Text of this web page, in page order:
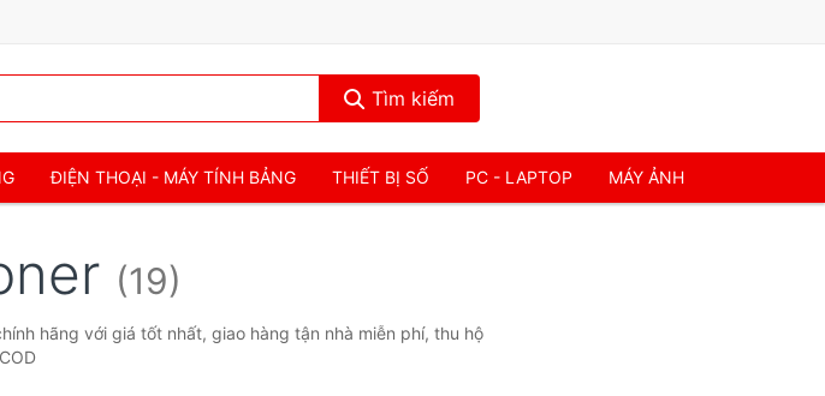
Tìm kiếm
ĐIỆN THOẠI - MÁY TÍNH BẢNG THIẾT BỊ SỐ PC - LAPTOP MÁY ẢNH
(19)
hãng với giá tốt nhất, giao hàng tận nhà miễn phí, thu hộ
COD